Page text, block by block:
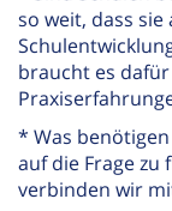
so weit, dass
braucht es
* Was
auf die Frage zu
verbinden wir